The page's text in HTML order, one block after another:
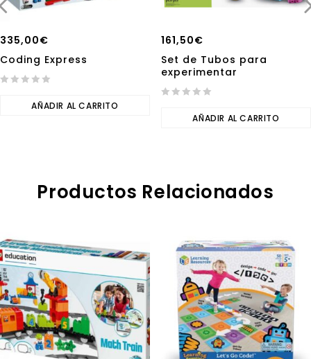
335,00€
Coding Express
AÑADIR AL CARRITO
161,50€
Set de Tubos para
experimentar
AÑADIR AL CARRITO
Productos Relacionados